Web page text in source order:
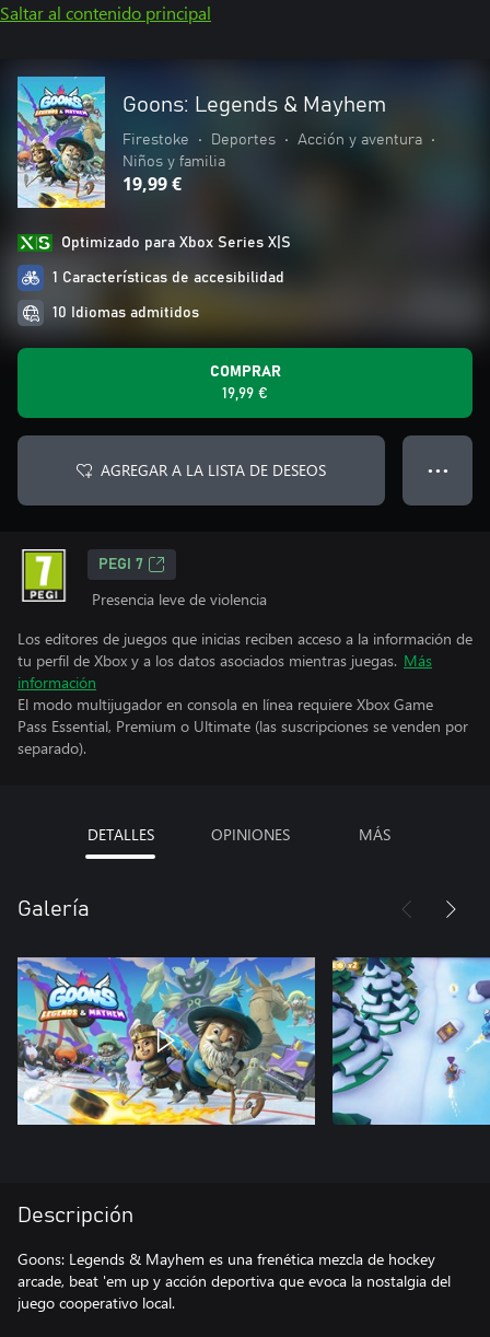
Saltar al contenido principal
Goons: Legends & Mayhem
Firestoke • Deportes • Acción y aventura
•
Niños y familia
19,99 €
Optimizado para Xbox Series X|S
1 Características de accesibilidad
10 Idiomas admitidos
COMPRAR
19,99 €
AGREGAR A LA LISTA DE DESEOS ● ● ●
PEGI 7
Presencia leve de violencia
Los editores de juegos que inicias reciben acceso a la información de
tu perfil de Xbox y a los datos asociados mientras juegas. Más
información
El modo multijugador en consola en línea requiere Xbox Game
Pass Essential, Premium o Ultimate (las suscripciones se venden por
separado).
DETALLES OPINIONES MÁS
Galería
Descripción
Goons: Legends & Mayhem es una frenética mezcla de hockey
arcade, beat 'em up y acción deportiva que evoca la nostalgia del
juego cooperativo local.